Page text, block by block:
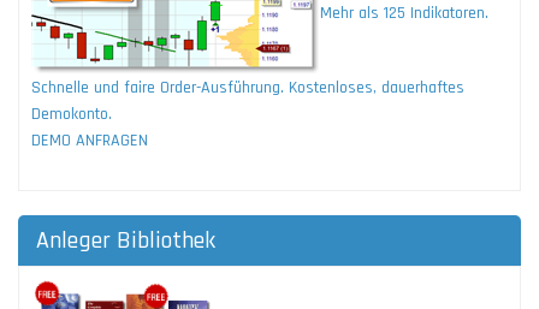
Mehr als 125 Indikatoren.
Schnelle und faire Order-Ausführung. Kostenloses, dauerhaftes
Demokonto.
DEMO ANFRAGEN
Anleger Bibliothek